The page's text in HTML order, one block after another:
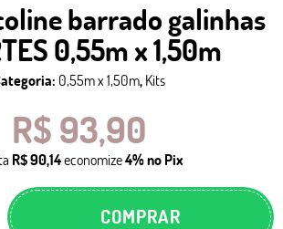
barrado galinhas
0,55m x 1,50m
0,55m x 1,50m, Kits
R$ 93,90
R$ 90,14economize4%no Pix
COMPRAR